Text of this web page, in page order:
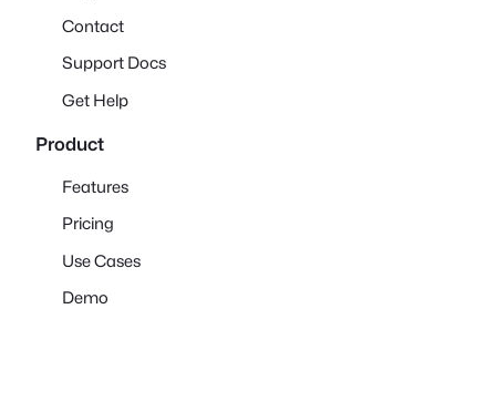
Contact
Support Docs
Get Help
Product
Features
Pricing
Use Cases
Demo